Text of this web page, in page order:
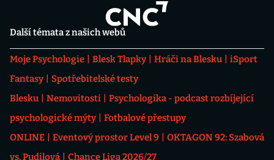
Další témata z našich webů
Moje Psychologie Blesk Tlapky Hráči na Blesku
iSport
Fantasy
Spotřebitelské testy
Blesku
Nemovitosti
Psychologika - podcast rozbíjející
psychologické mýty
Fotbalové přestupy
ONLINE
Eventový prostor Level 9
OKTAGON 92: Szabová
vs. Pudilová
Chance Liga 2026/27